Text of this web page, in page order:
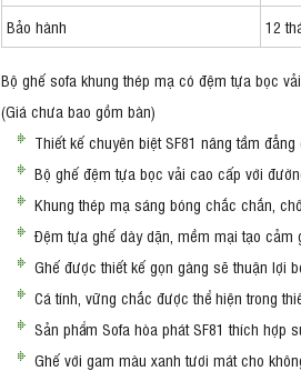
Bảo hành
12
Bộ ghế sofa khung thép mạ có đệm tựa bọc vải.
(Giá chưa bao gồm bàn)
Thiết kế chuyên biệt SF81 nâng tầm
Bộ ghế đệm tựa bọc vải cao cấp với
Khung thép mạ sáng bóng chắc chắn,
Đệm tựa ghế dày dặn, mềm mại tạo cảm
Ghế được thiết kế gọn gàng sẽ thuận lợi
Cá tính, vững chắc được thể hiện trong
Sản phẩm Sofa hòa phát SF81 thích hợp
Ghế với gam màu xanh tươi mát cho